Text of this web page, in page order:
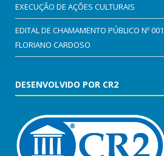
EXECUÇÃO DE AÇÕES CULTURAIS
EDITAL DE CHAMAMENTO PÚBLICO Nº
FLORIANO CARDOSO
DESENVOLVIDO POR CR2